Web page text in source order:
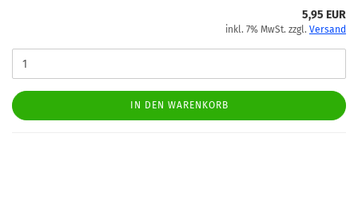
5,95 EUR
inkl. 7% MwSt. zzgl. Versand
IN DEN WARENKORB